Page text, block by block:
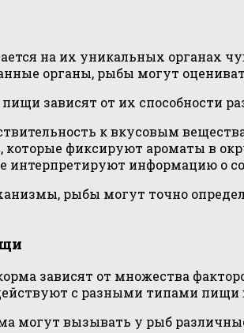
на их уникальных органах
органы, рыбы могут
зависят от их способности
к вкусовым
которые фиксируют ароматы в
интерпретируют информацию о
рыбы могут точно
зависят от множества
с разными типами пищи
могут вызывать у рыб